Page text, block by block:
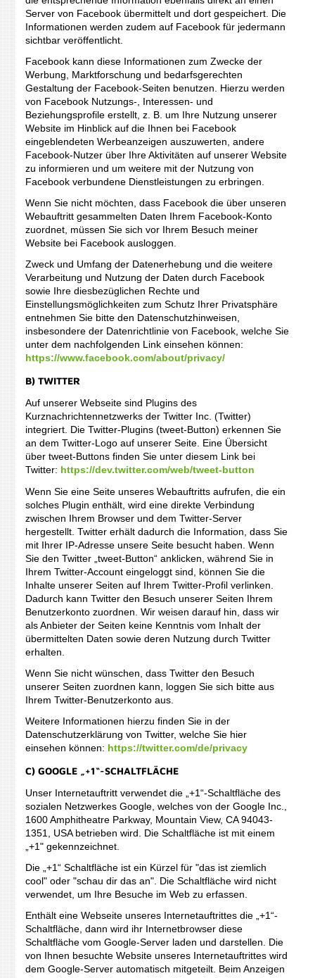
Server von Facebook übermittelt und dort gespeichert. Die
Informationen werden zudem auf Facebook für jedermann
sichtbar veröffentlicht.
Facebook kann diese Informationen zum Zwecke der
Werbung, Marktforschung und bedarfsgerechten
Gestaltung der Facebook-Seiten benutzen. Hierzu werden
von Facebook Nutzungs-, Interessen- und
Beziehungsprofile erstellt, z. B. um Ihre Nutzung unserer
Website im Hinblick auf die Ihnen bei Facebook
eingeblendeten Werbeanzeigen auszuwerten, andere
Facebook-Nutzer über Ihre Aktivitäten auf unserer Website
zu informieren und um weitere mit der Nutzung von
Facebook verbundene Dienstleistungen zu erbringen.
Wenn Sie nicht möchten, dass Facebook die über unseren
Webauftritt gesammelten Daten Ihrem Facebook-Konto
zuordnet, müssen Sie sich vor Ihrem Besuch meiner
Website bei Facebook ausloggen.
Zweck und Umfang der Datenerhebung und die weitere
Verarbeitung und Nutzung der Daten durch Facebook
sowie Ihre diesbezüglichen Rechte und
Einstellungsmöglichkeiten zum Schutz Ihrer Privatsphäre
entnehmen Sie bitte den Datenschutzhinweisen,
insbesondere der Datenrichtlinie von Facebook, welche Sie
unter dem nachfolgenden Link einsehen können:
https://www.facebook.com/about/privacy/
B) TWITTER
Auf unserer Webseite sind Plugins des
Kurznachrichtennetzwerks der Twitter Inc. (Twitter)
integriert. Die Twitter-Plugins (tweet-Button) erkennen Sie
an dem Twitter-Logo auf unserer Seite. Eine Übersicht
über tweet-Buttons finden Sie unter diesem Link bei
Twitter: https://dev.twitter.com/web/tweet-button
Wenn Sie eine Seite unseres Webauftritts aufrufen, die ein
solches Plugin enthält, wird eine direkte Verbindung
zwischen Ihrem Browser und dem Twitter-Server
hergestellt. Twitter erhält dadurch die Information, dass Sie
mit Ihrer IP-Adresse unsere Seite besucht haben. Wenn
Sie den Twitter „tweet-Button“ anklicken, während Sie in
Ihrem Twitter-Account eingeloggt sind, können Sie die
Inhalte unserer Seiten auf Ihrem Twitter-Profil verlinken.
Dadurch kann Twitter den Besuch unserer Seiten Ihrem
Benutzerkonto zuordnen. Wir weisen darauf hin, dass wir
als Anbieter der Seiten keine Kenntnis vom Inhalt der
übermittelten Daten sowie deren Nutzung durch Twitter
erhalten.
Wenn Sie nicht wünschen, dass Twitter den Besuch
unserer Seiten zuordnen kann, loggen Sie sich bitte aus
Ihrem Twitter-Benutzerkonto aus.
Weitere Informationen hierzu finden Sie in der
Datenschutzerklärung von Twitter, welche Sie hier
einsehen können: https://twitter.com/de/privacy
C) GOOGLE „+1“-SCHALTFLÄCHE
Unser Internetauftritt verwendet die „+1“-Schaltfläche des
sozialen Netzwerkes Google, welches von der Google Inc.,
1600 Amphitheatre Parkway, Mountain View, CA 94043-
1351, USA betrieben wird. Die Schaltfläche ist mit einem
„+1" gekennzeichnet.
Die „+1“ Schaltfläche ist ein Kürzel für "das ist ziemlich
cool" oder "schau dir das an". Die Schaltfläche wird nicht
verwendet, um Ihre Besuche im Web zu erfassen.
Enthält eine Webseite unseres Internetauftrittes die „+1“-
Schaltfläche, dann wird ihr Internetbrowser diese
Schaltfläche vom Google-Server laden und darstellen. Die
von Ihnen besuchte Website unseres Internetauftrittes wird
dem Google-Server automatisch mitgeteilt. Beim Anzeigen